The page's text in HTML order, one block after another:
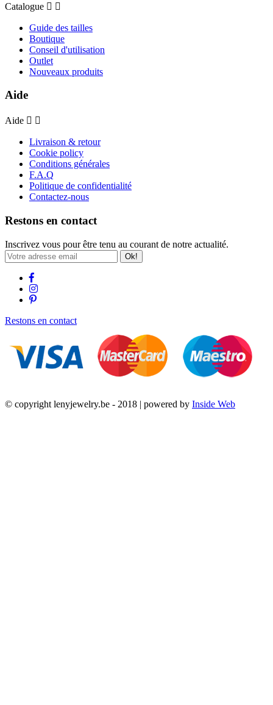
Catalogue  
Guide des tailles
Boutique
Conseil d'utilisation
Outlet
Nouveaux produits
Aide
Aide  
Livraison & retour
Cookie policy
Conditions générales
F.A.Q
Politique de confidentialité
Contactez-nous
Restons en contact
Inscrivez vous pour être tenu au courant de notre actualité.
Ok!
Restons en contact
© copyright lenyjewelry.be - 2018 | powered by Inside Web